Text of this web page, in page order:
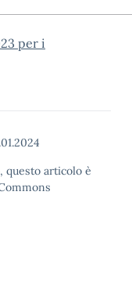
per i
questo articolo è